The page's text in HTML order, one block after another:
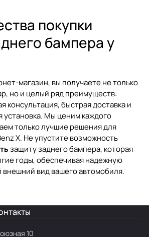
покупки
бампера у
магазин, вы получаете не только
но и целый ряд преимуществ:
консультация, быстрая доставка и
установка. Мы ценим каждого
только лучшие решения для
X. Не упустите возможность
защиту заднего бампера, которая
годы, обеспечивая надежную
вид вашего автомобиля.
10